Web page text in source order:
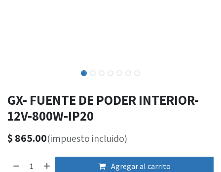
GX- FUENTE DE PODER INTERIOR-
12V-800W-IP20
$ 865.00(impuesto incluido)
Agregar al carrito